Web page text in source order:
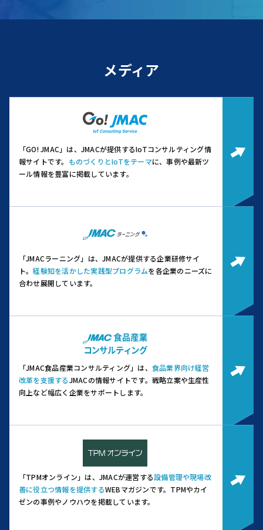
メディア
「GO! JMAC」は、JMACが提供するIoTコンサルティング情
報サイトです。 ものづくりとIoTをテーマに、事例や最新ツ
ール情報を豊富に掲載しています。
「JMACラーニング」は、JMACが提供する企業研修サイ
ト。経験知を活かした実践型プログラムを各企業のニーズに
合わせ展開しています。
「JMAC食品産業コンサルティング」は、 食品業界向け経営
改革を支援するJMACの情報サイトです。 戦略立案や生産性
向上など幅広く企業をサポートします。
「TPMオンライン」は、JMACが運営する設備管理や現場改
善に役立つ情報を提供するWEBマガジンです。 TPMやカイ
ゼンの事例やノウハウを掲載しています。